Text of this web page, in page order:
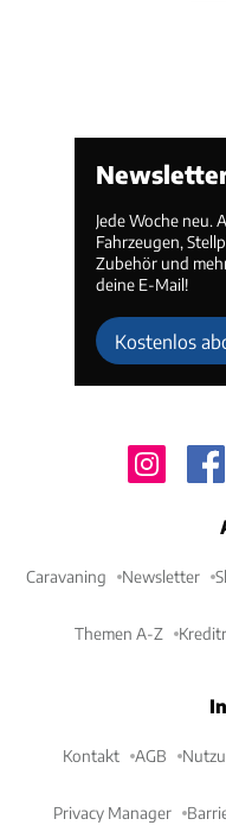
Jede Woche neu.
Fahrzeugen,
Zubehör und
deine E-Mail!
Kostenlos
Caravaning Newsletter
Themen A-Z
Kontakt AGB
Privacy Manager